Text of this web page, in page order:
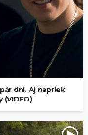
dní. Aj napriek
(VIDEO)